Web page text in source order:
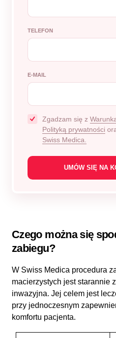
TELEFON
E-MAIL
Zgadzam się z
Polityką prywatności
Swiss Medica.
Czego można się
zabiegu?
W Swiss Medica procedura
macierzystych jest starannie
inwazyjna. Jej celem jest
przy jednoczesnym
komfortu pacjenta.